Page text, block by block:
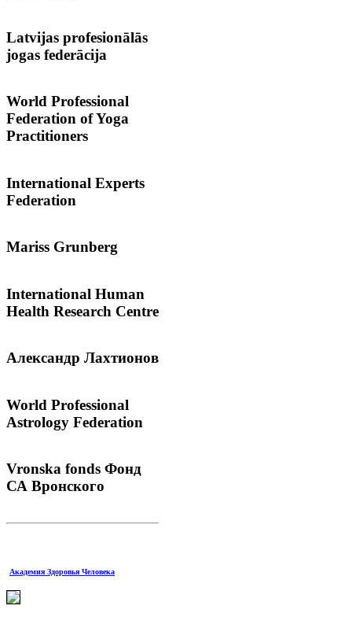
Latvijas profesionālās
jogas federācija
World Professional
Federation of Yoga
Practitioners
International Experts
Federation
Mariss Grunberg
International Human
Health Research Centre
Александр Лахтионов
World Professional
Astrology Federation
Vronska fonds Фонд
СА Вронского
Академия Здоровья Человека